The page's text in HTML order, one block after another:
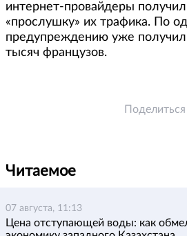
интернет-провайдеры
«прослушку» их трафика. По
предупреждению уже
тысяч французов.
Поделиться
Читаемое
07 августа, 11:13
Цена отступающей воды: как